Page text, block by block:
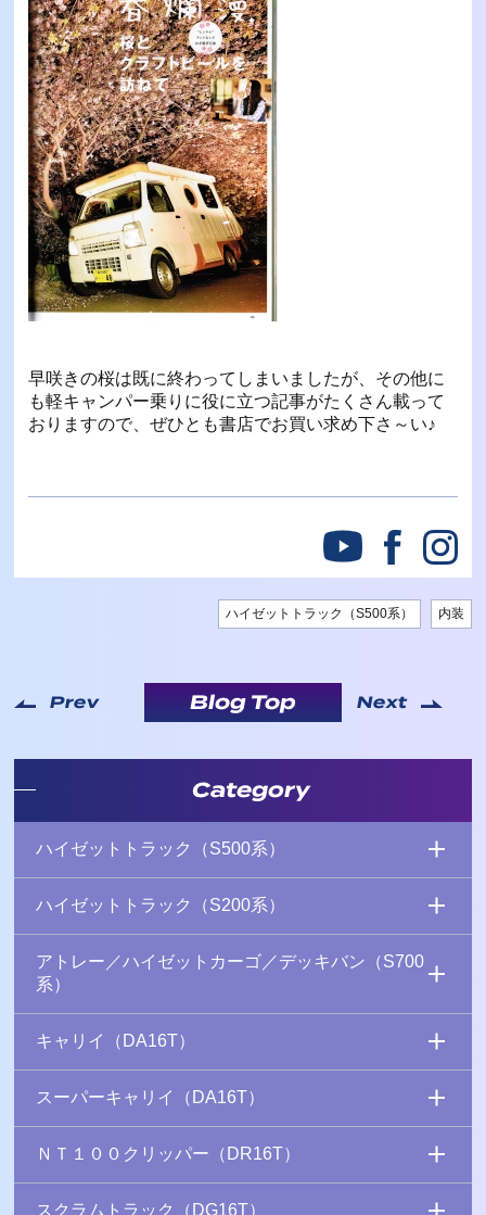
早咲きの桜は既に終わってしまいましたが、その他に
も軽キャンパー乗りに役に立つ記事がたくさん載って
おりますので、ぜひとも書店でお買い求め下さ～い♪
ハイゼットトラック（S500系） 内装
Prev Blog Top Next
Category
ハイゼットトラック（S500系）
ハイゼットトラック（S200系）
アトレー／ハイゼットカーゴ／デッキバン（S700
系）
キャリイ（DA16T）
スーパーキャリイ（DA16T）
ＮＴ１００クリッパー（DR16T）
スクラムトラック（DG16T）